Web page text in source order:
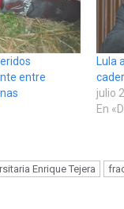
entre
julio
En
Enrique Tejera